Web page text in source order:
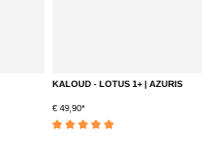
KALOUD - LOTUS 1+ | AZURIS
DETAILS